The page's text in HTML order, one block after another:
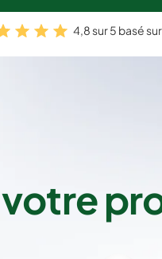
4,8 sur 5 basé